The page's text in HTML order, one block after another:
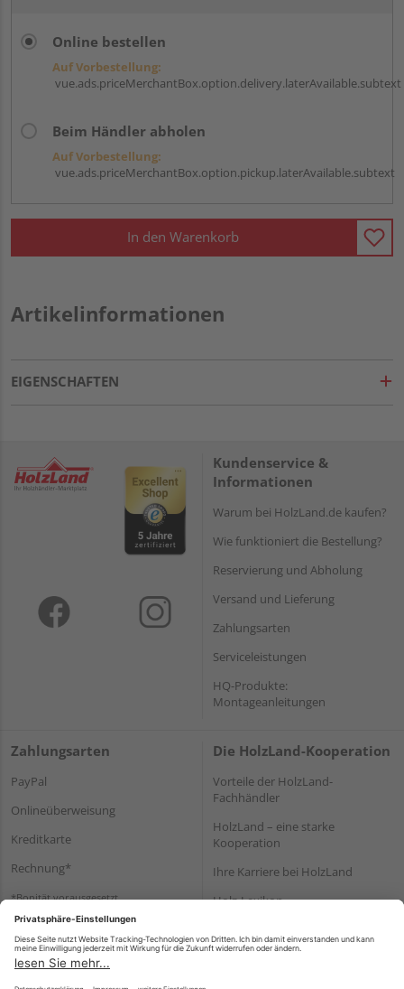
Online bestellen
Auf Vorbestellung:
vue.ads.priceMerchantBox.option.delivery.laterAvailable.subtext
Beim Händler abholen
Auf Vorbestellung:
vue.ads.priceMerchantBox.option.pickup.laterAvailable.subtext
In den Warenkorb
Artikelinformationen
EIGENSCHAFTEN
Kundenservice &
Informationen
Warum bei HolzLand.de kaufen?
Wie funktioniert die Bestellung?
Reservierung und Abholung
Versand und Lieferung
Zahlungsarten
Serviceleistungen
HQ-Produkte:
Montageanleitungen
Zahlungsarten
PayPal
Onlineüberweisung
Kreditkarte
Rechnung*
*Bonität vorausgesetzt
Die HolzLand-Kooperation
Vorteile der HolzLand-
Fachhändler
HolzLand – eine starke
Kooperation
Ihre Karriere bei HolzLand
Holz-Lexikon